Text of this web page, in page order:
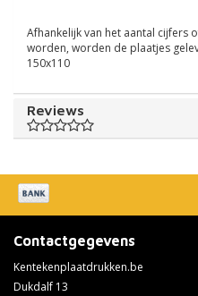
Afhankelijk van het aantal cijfers
worden, worden de plaatjes
150x110
Reviews
Contactgegevens
Kentekenplaatdrukken.be
Dukdalf 13